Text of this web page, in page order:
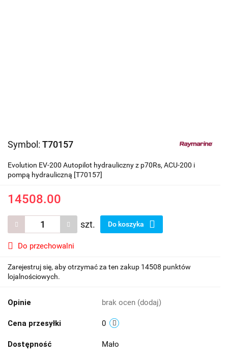
Symbol: T70157
Evolution EV-200 Autopilot hydrauliczny z p70Rs, ACU-200 i
pompą hydrauliczną [T70157]
14508.00
szt. Do koszyka
Do przechowalni
Zarejestruj się, aby otrzymać za ten zakup 14508 punktów
lojalnościowych.
Opinie brak ocen (dodaj)
Cena przesyłki 0
Dostępność Mało